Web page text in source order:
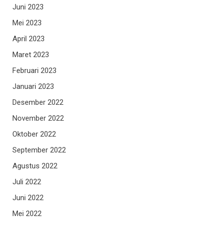
Juni 2023
Mei 2023
April 2023
Maret 2023
Februari 2023
Januari 2023
Desember 2022
November 2022
Oktober 2022
September 2022
Agustus 2022
Juli 2022
Juni 2022
Mei 2022